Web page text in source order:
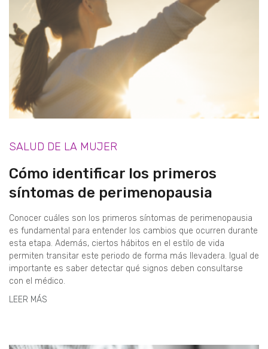
SALUD DE LA MUJER
Cómo identificar los primeros
síntomas de perimenopausia
Conocer cuáles son los primeros síntomas de perimenopausia
es fundamental para entender los cambios que ocurren durante
esta etapa. Además, ciertos hábitos en el estilo de vida
permiten transitar este periodo de forma más llevadera. Igual de
importante es saber detectar qué signos deben consultarse
con el médico.
LEER MÁS